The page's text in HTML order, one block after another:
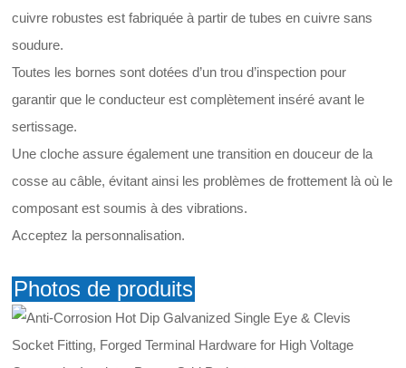
cuivre robustes est fabriquée à partir de tubes en cuivre sans
soudure.
Toutes les bornes sont dotées d’un trou d’inspection pour
garantir que le conducteur est complètement inséré avant le
sertissage.
Une cloche assure également une transition en douceur de la
cosse au câble, évitant ainsi les problèmes de frottement là où le
composant est soumis à des vibrations.
Acceptez la personnalisation.
Photos de produits